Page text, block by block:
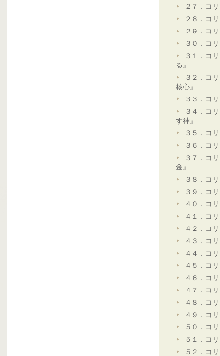
２７．コ
２８．コ
２９．コ
３０．コ
３１．コ
る』
３２．コ
核心』
３３．コ
３４．コ
す神』
３５．コ
３６．コ
３７．コ
金』
３８．コ
３９．コ
４０．コ
４１．コ
４２．コ
４３．コ
４４．コ
４５．コ
４６．コ
４７．コ
４８．コ
４９．コ
５０．コ
５１．コ
５２．コ